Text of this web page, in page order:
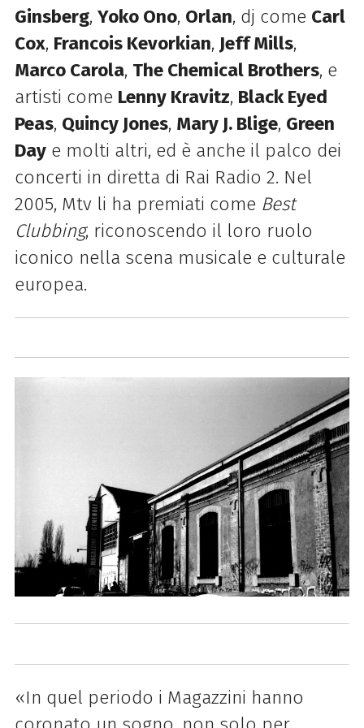
Ginsberg, Yoko Ono, Orlan, dj come Carl
Cox, Francois Kevorkian, Jeff Mills,
Marco Carola, The Chemical Brothers, e
artisti come Lenny Kravitz, Black Eyed
Peas, Quincy Jones, Mary J. Blige, Green
Daye molti altri, ed è anche il palco dei
concerti in diretta di Rai Radio 2. Nel
2005, Mtv li ha premiati come Best
Clubbing, riconoscendo il loro ruolo
iconico nella scena musicale e culturale
europea.
«In quel periodo i Magazzini hanno